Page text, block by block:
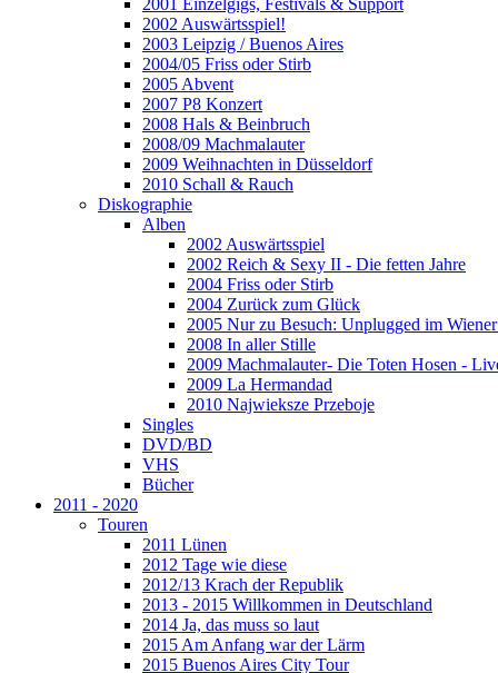
2002 Auswärtsspiel!
2003 Leipzig / Buenos Aires
2004/05 Friss oder Stirb
2005 Abvent
2007 P8 Konzert
2008 Hals & Beinbruch
2008/09 Machmalauter
2009 Weihnachten in Düsseldorf
2010 Schall & Rauch
Diskographie
Alben
2002 Auswärtsspiel
2002 Reich & Sexy II - Die fetten Jahre
2004 Friss oder Stirb
2004 Zurück zum Glück
2005 Nur zu Besuch: Unplugged im
2008 In aller Stille
2009 Machmalauter- Die Toten Hosen -
2009 La Hermandad
2010 Najwieksze Przeboje
Singles
DVD/BD
VHS
Bücher
2011 - 2020
Touren
2011 Lünen
2012 Tage wie diese
2012/13 Krach der Republik
2013 - 2015 Willkommen in Deutschland
2014 Ja, das muss so laut
2015 Am Anfang war der Lärm
2015 Buenos Aires City Tour